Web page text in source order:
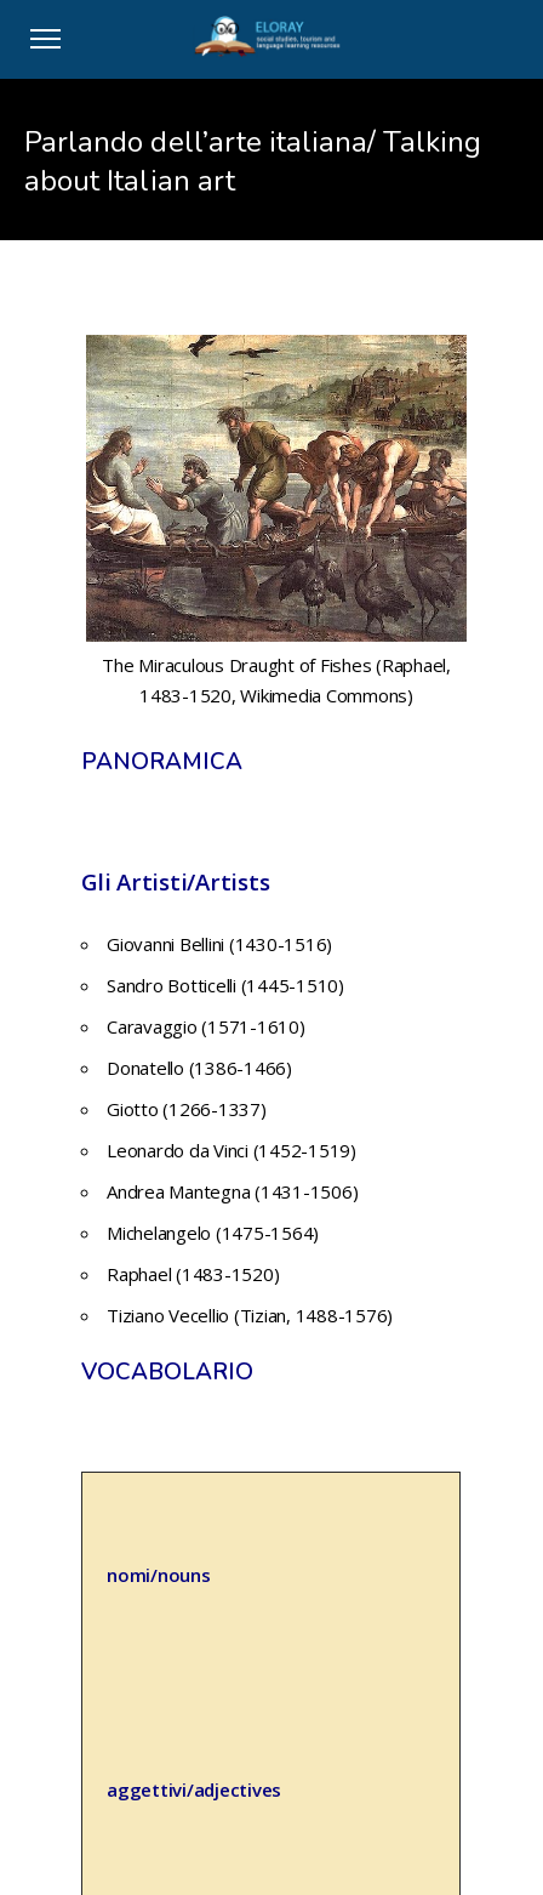
Parlando dell’arte italiana/ Talking
about Italian art
The Miraculous Draught of Fishes (Raphael,
1483-1520, Wikimedia Commons)
PANORAMICA
Gli Artisti/Artists
Giovanni Bellini (1430-1516)
Sandro Botticelli (1445-1510)
Caravaggio (1571-1610)
Donatello (1386-1466)
Giotto (1266-1337)
Leonardo da Vinci (1452-1519)
Andrea Mantegna (1431-1506)
Michelangelo (1475-1564)
Raphael (1483-1520)
Tiziano Vecellio (Tizian, 1488-1576)
VOCABOLARIO
nomi/nouns
aggettivi/adjectives